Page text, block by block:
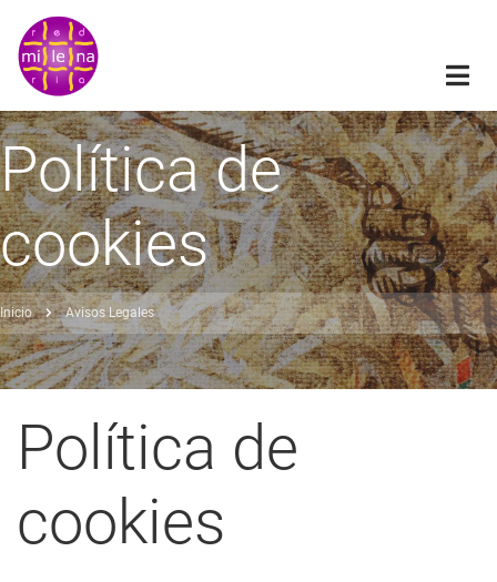
Pasar
contenido
principal
Política de
cookies
Inicio Avisos Legales
Política de
cookies